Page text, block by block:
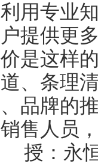
用专业
提供更
是这样
、条理
品牌的
售人员
：永恒